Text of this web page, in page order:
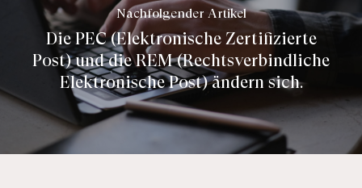
Nachfolgender Artikel
Die PEC (Elektronische Zertifizierte
Post) und die REM (Rechtsverbindliche
Elektronische Post) ändern sich.